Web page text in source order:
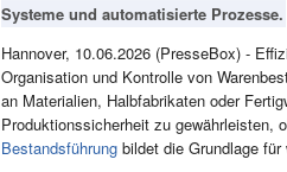
Systeme und automatisierte Prozesse.
Hannover, 10.06.2026 (PresseBox) -
Organisation und Kontrolle von
an Materialien, Halbfabrikaten oder
Produktionssicherheit zu gewährleisten,
Bestandsführung bildet die Grundlage